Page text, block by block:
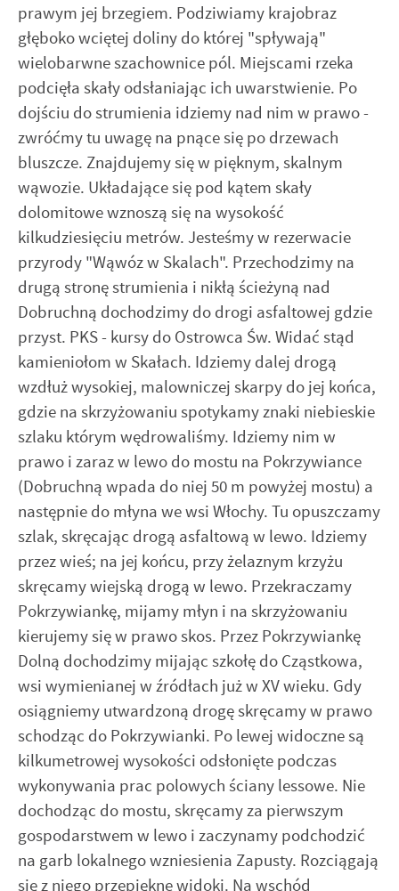
prawym jej brzegiem. Podziwiamy krajobraz
głęboko wciętej doliny do której "spływają"
wielobarwne szachownice pól. Miejscami rzeka
podcięła skały odsłaniając ich uwarstwienie. Po
dojściu do strumienia idziemy nad nim w prawo -
zwróćmy tu uwagę na pnące się po drzewach
bluszcze. Znajdujemy się w pięknym, skalnym
wąwozie. Układające się pod kątem skały
dolomitowe wznoszą się na wysokość
kilkudziesięciu metrów. Jesteśmy w rezerwacie
przyrody "Wąwóz w Skalach". Przechodzimy na
drugą stronę strumienia i nikłą ścieżyną nad
Dobruchną dochodzimy do drogi asfaltowej gdzie
przyst. PKS - kursy do Ostrowca Św. Widać stąd
kamieniołom w Skałach. Idziemy dalej drogą
wzdłuż wysokiej, malowniczej skarpy do jej końca,
gdzie na skrzyżowaniu spotykamy znaki niebieskie
szlaku którym wędrowaliśmy. Idziemy nim w
prawo i zaraz w lewo do mostu na Pokrzywiance
(Dobruchną wpada do niej 50 m powyżej mostu) a
następnie do młyna we wsi Włochy. Tu opuszczamy
szlak, skręcając drogą asfaltową w lewo. Idziemy
przez wieś; na jej końcu, przy żelaznym krzyżu
skręcamy wiejską drogą w lewo. Przekraczamy
Pokrzywiankę, mijamy młyn i na skrzyżowaniu
kierujemy się w prawo skos. Przez Pokrzywiankę
Dolną dochodzimy mijając szkołę do Cząstkowa,
wsi wymienianej w źródłach już w XV wieku. Gdy
osiągniemy utwardzoną drogę skręcamy w prawo
schodząc do Pokrzywianki. Po lewej widoczne są
kilkumetrowej wysokości odsłonięte podczas
wykonywania prac polowych ściany lessowe. Nie
dochodząc do mostu, skręcamy za pierwszym
gospodarstwem w lewo i zaczynamy podchodzić
na garb lokalnego wzniesienia Zapusty. Rozciągają
się z niego przepiękne widoki. Na wschód